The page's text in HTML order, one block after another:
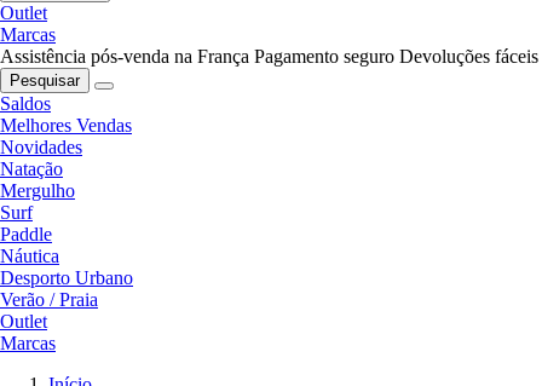
Outlet
Marcas
Assistência pós-venda na França Pagamento seguro Devoluções fáceis
Pesquisar
Saldos
Melhores Vendas
Novidades
Natação
Mergulho
Surf
Paddle
Náutica
Desporto Urbano
Verão / Praia
Outlet
Marcas